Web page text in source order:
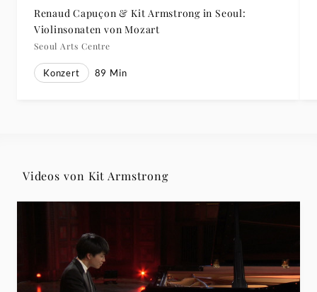
Renaud Capuçon & Kit Armstrong in Seoul:
Violinsonaten von Mozart
Seoul Arts Centre
Konzert 89 Min
Videos von Kit Armstrong